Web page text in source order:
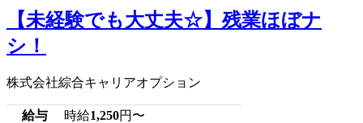
【未経験でも大丈夫☆】残業ほぼナ
シ！
株式会社綜合キャリアオプション
給与 時給1,250円〜